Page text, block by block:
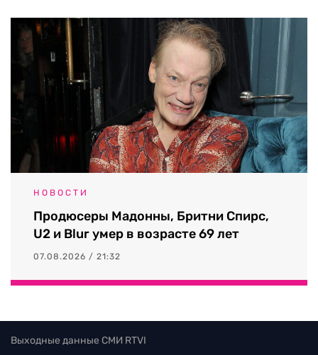
НОВОСТИ
Продюсеры Мадонны, Бритни Спирс,
U2 и Blur умер в возрасте 69 лет
07.08.2026 / 21:32
Выходные данные СМИ RTVI